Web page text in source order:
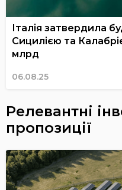
Італія затвердила
Сицилією та
млрд
06.08.25
Релевантні
пропозиції